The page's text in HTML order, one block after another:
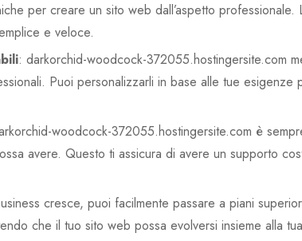
per creare un sito web dall’aspetto professionale.
e veloce.
: darkorchid-woodcock-372055.hostingersite.com
Puoi personalizzarli in base alle tue
woodcock-372055.hostingersite.com è
avere. Questo ti assicura di avere un supporto
cresce, puoi facilmente passare a piani
che il tuo sito web possa evolversi insieme alla